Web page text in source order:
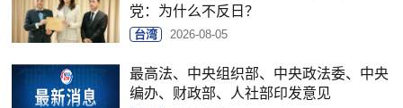
党：为什么不反日？
台湾 2026-08-05
最高法、中央组织部、中央政法委、中央
编办、财政部、人社部印发意见